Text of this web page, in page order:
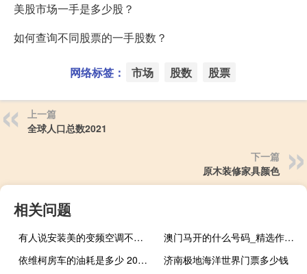
美股市场一手是多少股？
如何查询不同股票的一手股数？
网络标签： 市场 股数 股票
上一篇
全球人口总数2021
下一篇
原木装修家具颜色
相关问题
有人说安装美的变频空调不用抽真空,他家有变频空调吗 美的变频空调怎么样
澳门马开的什么号码_精选作答解释落实_网页版v502.983
依维柯房车的油耗是多少 2019依维柯房车价格
济南极地海洋世界门票多少钱